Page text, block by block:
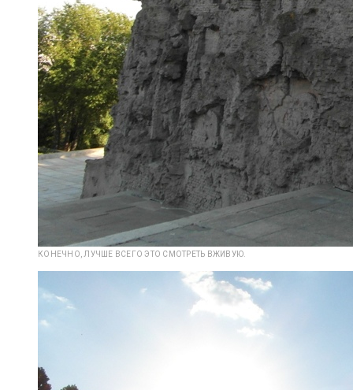
КОНЕЧНО, ЛУЧШЕ ВСЕГО ЭТО СМОТРЕТЬ ВЖИВУЮ.